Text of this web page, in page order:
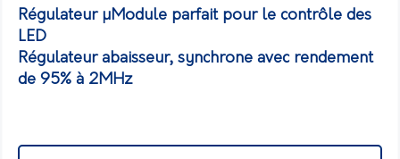
Régulateur µModule parfait pour le contrôle des
LED
Régulateur abaisseur, synchrone avec rendement
de 95% à 2MHz